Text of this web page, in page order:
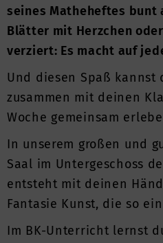
seines Matheheftes bunt
Blätter mit Herzchen
verziert: Es macht auf
Und diesen Spaß kannst
zusammen mit deinen
Woche gemeinsam
In unserem großen und
Saal im Untergeschoss
entsteht mit deinen
Fantasie Kunst, die so
Im BK-Unterricht lernst